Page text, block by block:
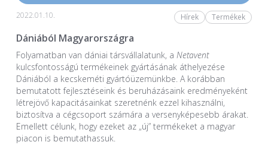
2022.01.10. Hírek Termékek
Dániából Magyarországra
Folyamatban van dániai társvállalatunk, a Netavent
kulcsfontosságú termékeinek gyártásának áthelyezése
Dániából a kecskeméti gyártóüzemünkbe. A korábban
bemutatott fejlesztéseink és beruházásaink eredményeként
létrejövő kapacitásainkat szeretnénk ezzel kihasználni,
biztosítva a cégcsoport számára a versenyképesebb árakat.
Emellett célunk, hogy ezeket az „új” termékeket a magyar
piacon is bemutathassuk.